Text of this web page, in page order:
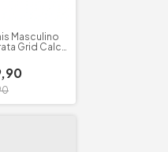
Masculino
Grid Calce